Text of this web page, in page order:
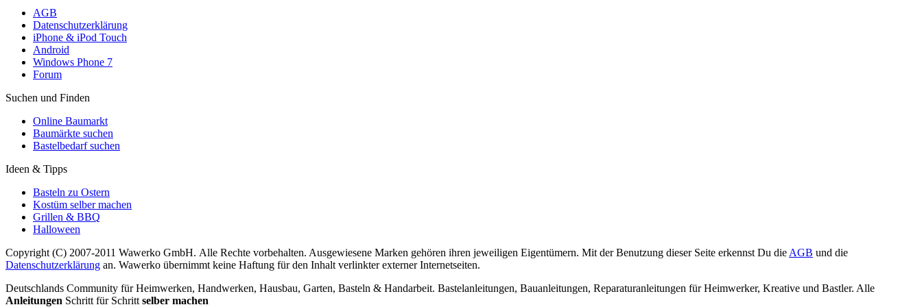
AGB
Datenschutzerklärung
iPhone & iPod Touch
Android
Windows Phone 7
Forum
Suchen und Finden
Online Baumarkt
Baumärkte suchen
Bastelbedarf suchen
Ideen & Tipps
Basteln zu Ostern
Kostüm selber machen
Grillen & BBQ
Halloween
Copyright (C) 2007-2011 Wawerko GmbH. Alle Rechte vorbehalten. Ausgewiesene Marken gehören ihren jeweiligen Eigentümern. Mit der Benutzung dieser Seite erkennst Du die AGB und die
Datenschutzerklärung an. Wawerko übernimmt keine Haftung für den Inhalt verlinkter externer Internetseiten.
Deutschlands Community für Heimwerken, Handwerken, Hausbau, Garten, Basteln & Handarbeit. Bastelanleitungen, Bauanleitungen, Reparaturanleitungen für Heimwerker, Kreative und Bastler. Alle
Anleitungen Schritt für Schritt selber machen